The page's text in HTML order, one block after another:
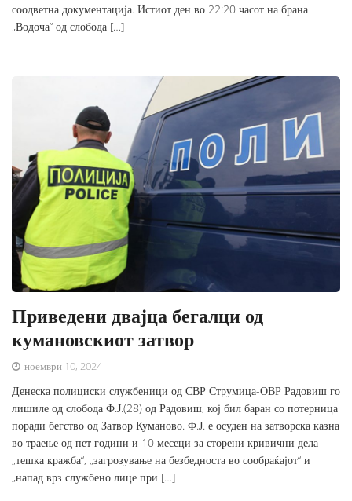
соодветна документација. Истиот ден во 22:20 часот на брана
„Водоча“ од слобода […]
Приведени двајца бегалци од
кумановскиот затвор
ноември 10, 2024
Денеска полициски службеници од СВР Струмица-ОВР Радовиш го
лишиле од слобода Ф.Ј.(28) од Радовиш, кој бил баран со потерница
поради бегство од Затвор Куманово. Ф.Ј. е осуден на затворска казна
во траење од пет години и 10 месеци за сторени кривични дела
„тешка кражба“, „загрозување на безбедноста во сообраќајот“ и
„напад врз службено лице при […]